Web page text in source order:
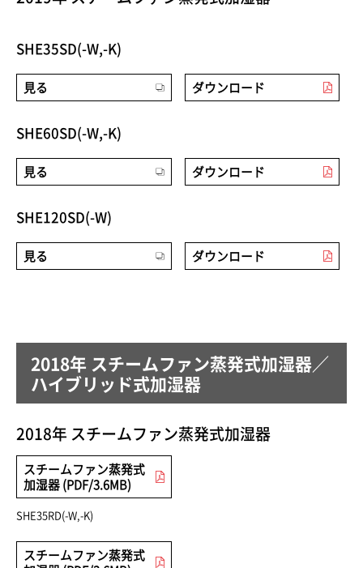
SHE35SD(-W,-K)
見る ダウンロード
SHE60SD(-W,-K)
見る ダウンロード
SHE120SD(-W)
見る ダウンロード
2018年 スチームファン蒸発式加湿器／
ハイブリッド式加湿器
2018年 スチームファン蒸発式加湿器
スチームファン蒸発式
加湿器 (PDF/3.6MB)
SHE35RD(-W,-K)
スチームファン蒸発式